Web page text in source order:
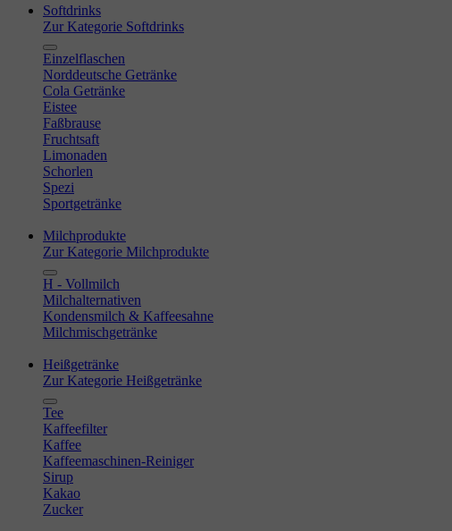
Softdrinks
Zur Kategorie Softdrinks
Einzelflaschen
Norddeutsche Getränke
Cola Getränke
Eistee
Faßbrause
Fruchtsaft
Limonaden
Schorlen
Spezi
Sportgetränke
Milchprodukte
Zur Kategorie Milchprodukte
H - Vollmilch
Milchalternativen
Kondensmilch & Kaffeesahne
Milchmischgetränke
Heißgetränke
Zur Kategorie Heißgetränke
Tee
Kaffeefilter
Kaffee
Kaffeemaschinen-Reiniger
Sirup
Kakao
Zucker